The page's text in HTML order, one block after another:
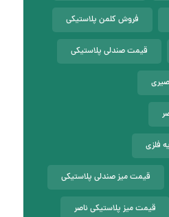
فروش کلمن پلاستیکی
قیمت صندلی پلاستیکی
فلزی
قیمت میز صندلی پلاستیکی
قیمت میز پلاستیکی ناصر